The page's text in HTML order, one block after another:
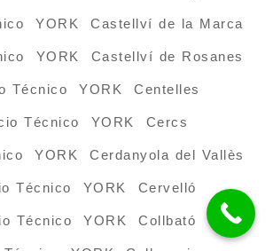
YORK Castellví de la Marca
YORK Castellví de Rosanes
Técnico YORK Centelles
Técnico YORK Cercs
YORK Cerdanyola del Vallès
Técnico YORK Cervelló
Técnico YORK Collbató